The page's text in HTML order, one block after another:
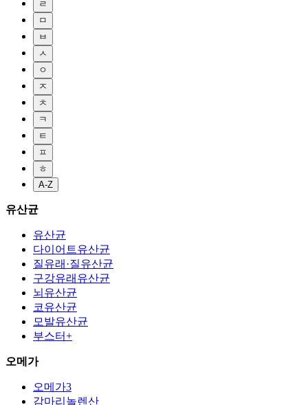
ㄹ
ㅁ
ㅂ
ㅅ
ㅇ
ㅈ
ㅊ
ㅋ
ㅌ
ㅍ
ㅎ
A-Z
유산균
유산균
다이어트유산균
질유래·질유산균
구강유래유산균
뇌유산균
코유산균
모발유산균
부스터+
오메가
오메가3
감마리놀렌산